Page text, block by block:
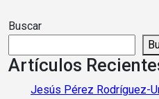
Buscar
Artículos
Jesús Pérez Rodríguez-